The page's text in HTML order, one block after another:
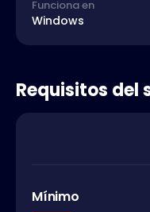
Funciona en
Windows
Requisitos del
Mínimo